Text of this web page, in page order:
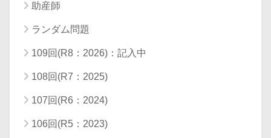
助産師
ランダム問題
109回(R8：2026)：記入中
108回(R7：2025)
107回(R6：2024)
106回(R5：2023)